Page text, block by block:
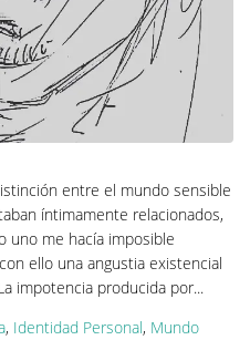
entre el mundo sensible
íntimamente relacionados,
uno me hacía imposible
ello una angustia existencial
impotencia producida por...
, Identidad Personal, Mundo